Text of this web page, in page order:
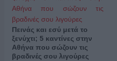
Πεινάς και εσύ μετά το
ξενύχτι; 5 καντίνες στην
Αθήνα που σώζουν τις
βραδινές σου λιγούρες